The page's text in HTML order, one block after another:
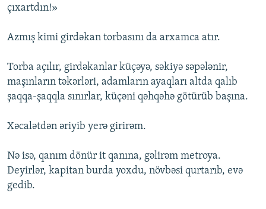
çıxartdın!»
Azmış kimi girdəkan torbasını da arxamca atır.
Torba açılır, girdəkanlar küçəyə, səkiyə səpələnir,
maşınların təkərləri, adamların ayaqları altda qalıb
şaqqa-şaqqla sınırlar, küçəni qəhqəhə götürüb başına.
Xəcalətdən əriyib yerə girirəm.
Nə isə, qanım dönür it qanına, gəlirəm metroya.
Deyirlər, kapitan burda yoxdu, növbəsi qurtarıb, evə
gedib.